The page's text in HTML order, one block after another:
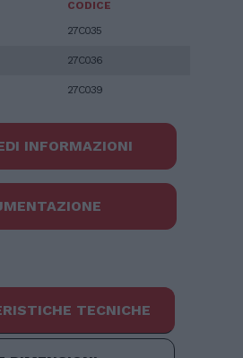
CODICE
27C035
27C036
27C039
INFORMAZIONI
TECNICHE